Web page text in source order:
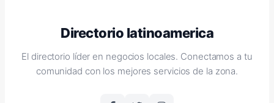
Directorio latinoamerica
El directorio líder en negocios locales. Conectamos a tu
comunidad con los mejores servicios de la zona.